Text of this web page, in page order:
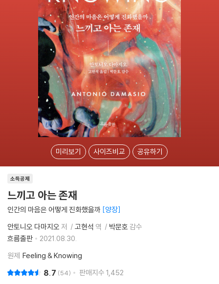
미리보기 사이즈비교 공유하기
소득공제
느끼고 아는 존재
인간의 마음은 어떻게 진화했을까 양장
안토니오 다마지오 저 고현석 역 박문호 감수
흐름출판
2021.08.30.
원제 Feeling & Knowing
8.7 54 판매지수 1,452